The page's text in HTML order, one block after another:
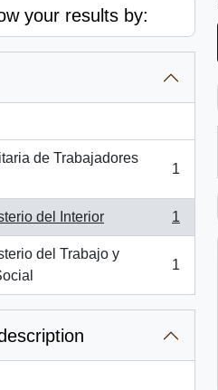
your results by:
de Trabajadores
1
del Interior 1
del Trabajo y
1